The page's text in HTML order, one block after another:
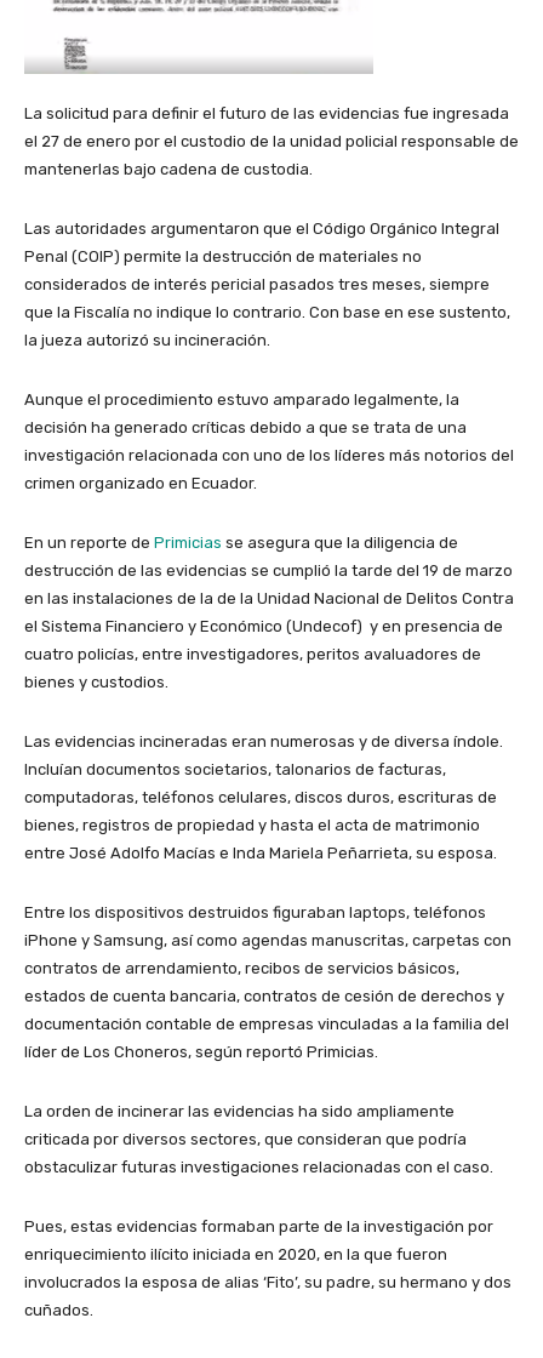
La solicitud para definir el futuro de las evidencias fue ingresada
el 27 de enero por el custodio de la unidad policial responsable de
mantenerlas bajo cadena de custodia.
Las autoridades argumentaron que el Código Orgánico Integral
Penal (COIP) permite la destrucción de materiales no
considerados de interés pericial pasados tres meses, siempre
que la Fiscalía no indique lo contrario. Con base en ese sustento,
la jueza autorizó su incineración.
Aunque el procedimiento estuvo amparado legalmente, la
decisión ha generado críticas debido a que se trata de una
investigación relacionada con uno de los líderes más notorios del
crimen organizado en Ecuador.
En un reporte de Primicias se asegura que la diligencia de
destrucción de las evidencias se cumplió la tarde del 19 de marzo
en las instalaciones de la de la Unidad Nacional de Delitos Contra
el Sistema Financiero y Económico (Undecof) y en presencia de
cuatro policías, entre investigadores, peritos avaluadores de
bienes y custodios.
Las evidencias incineradas eran numerosas y de diversa índole.
Incluían documentos societarios, talonarios de facturas,
computadoras, teléfonos celulares, discos duros, escrituras de
bienes, registros de propiedad y hasta el acta de matrimonio
entre José Adolfo Macías e Inda Mariela Peñarrieta, su esposa.
Entre los dispositivos destruidos figuraban laptops, teléfonos
iPhone y Samsung, así como agendas manuscritas, carpetas con
contratos de arrendamiento, recibos de servicios básicos,
estados de cuenta bancaria, contratos de cesión de derechos y
documentación contable de empresas vinculadas a la familia del
líder de Los Choneros, según reportó Primicias.
La orden de incinerar las evidencias ha sido ampliamente
criticada por diversos sectores, que consideran que podría
obstaculizar futuras investigaciones relacionadas con el caso.
Pues, estas evidencias formaban parte de la investigación por
enriquecimiento ilícito iniciada en 2020, en la que fueron
involucrados la esposa de alias ‘Fito’, su padre, su hermano y dos
cuñados.